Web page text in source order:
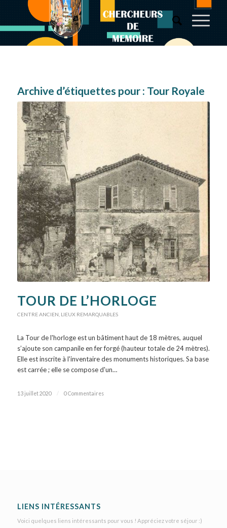
Archive d’étiquettes pour : Tour Royale
TOUR DE L’HORLOGE
CENTRE ANCIEN, LIEUX REMARQUABLES
La Tour de l'horloge est un bâtiment haut de 18 mètres, auquel
s’ajoute son campanile en fer forgé (hauteur totale de 24 mètres).
Elle est inscrite à l'inventaire des monuments historiques. Sa base
est carrée ; elle se compose d'un…
13 juillet 2020 / 0 Commentaires
LIENS INTÉRESSANTS
Voici quelques liens intéressants pour vous ! Appréciez votre séjour :)